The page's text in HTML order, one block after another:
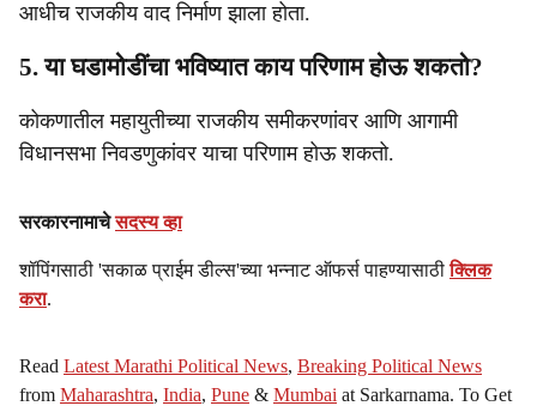
आधीच राजकीय वाद निर्माण झाला होता.
5. या घडामोडींचा भविष्यात काय परिणाम होऊ शकतो?
कोकणातील महायुतीच्या राजकीय समीकरणांवर आणि आगामी
विधानसभा निवडणुकांवर याचा परिणाम होऊ शकतो.
सरकारनामाचेसदस्य व्हा
शॉपिंगसाठी 'सकाळ प्राईम डील्स'च्या भन्नाट ऑफर्स पाहण्यासाठीक्लिक
करा.
Read Latest Marathi Political News, Breaking Political News
from Maharashtra, India, Pune & Mumbai at Sarkarnama. To Get